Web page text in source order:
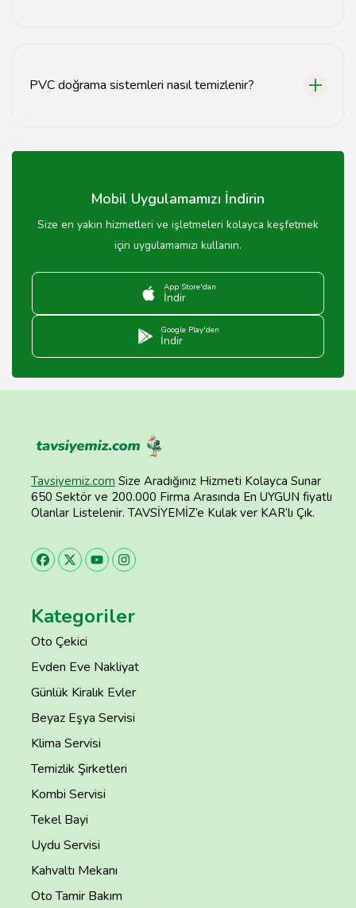
PVC doğrama sistemleri nasıl temizlenir?
bezle kolayca temizlenebilir.
Mobil Uygulamamızı İndirin
Size en yakın hizmetleri ve işletmeleri kolayca keşfetmek
için uygulamamızı kullanın.
App Store'dan
İndir
Google Play'den
İndir
Tavsiyemiz.com Size Aradığınız Hizmeti Kolayca Sunar
650 Sektör ve 200.000 Firma Arasında En UYGUN fiyatlı
Olanlar Listelenir. TAVSİYEMİZ’e Kulak ver KAR’lı Çık.
Kategoriler
Oto Çekici
Evden Eve Nakliyat
Günlük Kiralık Evler
Beyaz Eşya Servisi
Klima Servisi
Temizlik Şirketleri
Kombi Servisi
Tekel Bayi
Uydu Servisi
Kahvaltı Mekanı
Oto Tamir Bakım